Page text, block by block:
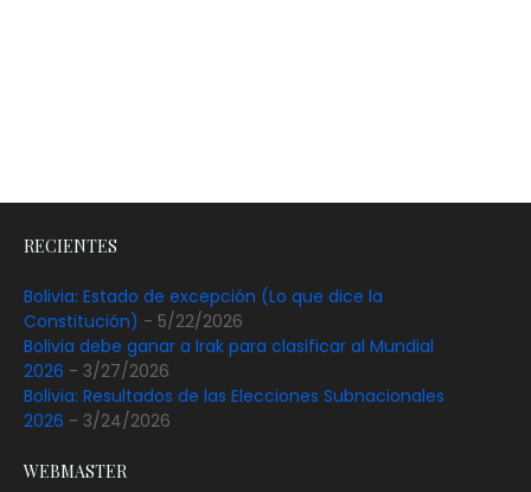
RECIENTES
Bolivia: Estado de excepción (Lo que dice la
Constitución) - 5/22/2026
Bolivia debe ganar a Irak para clasificar al Mundial
2026 - 3/27/2026
Bolivia: Resultados de las Elecciones Subnacionales
2026 - 3/24/2026
WEBMASTER